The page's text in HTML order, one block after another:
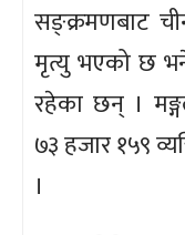
सङ्क्रमणबाट
मृत्यु भएको छ
रहेका छन् ।
७३ हजार १५९
।